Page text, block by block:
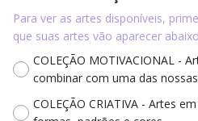
Para ver as artes disponíveis,
que suas artes vão aparecer
COLEÇÃO MOTIVACIONAL -
combinar com uma das
COLEÇÃO CRIATIVA - Artes